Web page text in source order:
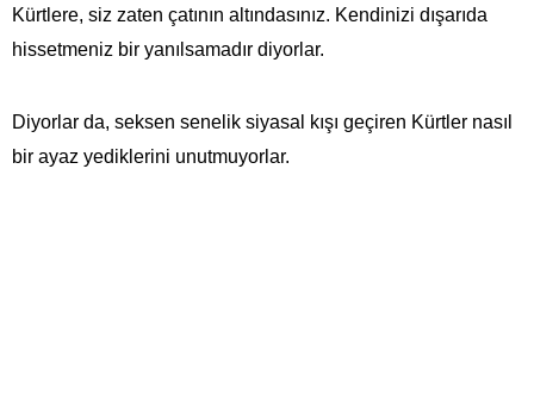
Kürtlere, siz zaten çatının altındasınız. Kendinizi dışarıda
hissetmeniz bir yanılsamadır diyorlar.
Diyorlar da, seksen senelik siyasal kışı geçiren Kürtler nasıl
bir ayaz yediklerini unutmuyorlar.